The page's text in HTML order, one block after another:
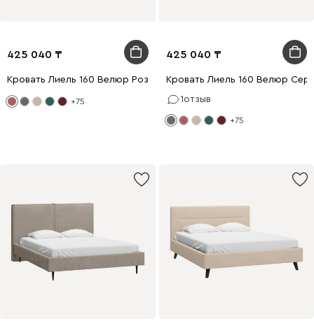
425 040
Кровать Лиель 160 Велюр Розовый
+75
425 040
Кровать Лиель 160 Велюр
1отзыв
+75